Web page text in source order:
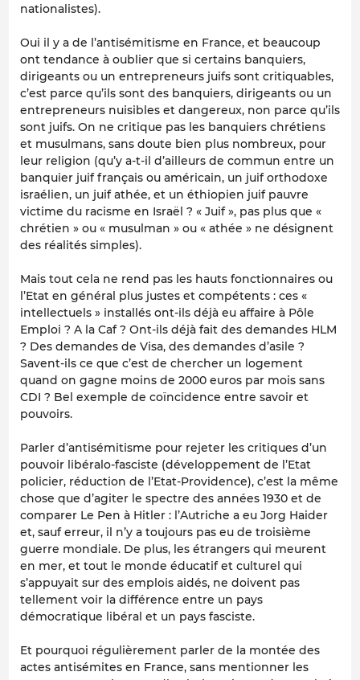
nationalistes).
Oui il y a de l’antisémitisme en France, et beaucoup
ont tendance à oublier que si certains banquiers,
dirigeants ou un entrepreneurs juifs sont critiquables,
c’est parce qu’ils sont des banquiers, dirigeants ou un
entrepreneurs nuisibles et dangereux, non parce qu’ils
sont juifs. On ne critique pas les banquiers chrétiens
et musulmans, sans doute bien plus nombreux, pour
leur religion (qu’y a-t-il d’ailleurs de commun entre un
banquier juif français ou américain, un juif orthodoxe
israélien, un juif athée, et un éthiopien juif pauvre
victime du racisme en Israël ? « Juif », pas plus que «
chrétien » ou « musulman » ou « athée » ne désignent
des réalités simples).
Mais tout cela ne rend pas les hauts fonctionnaires ou
l’Etat en général plus justes et compétents : ces «
intellectuels » installés ont-ils déjà eu affaire à Pôle
Emploi ? A la Caf ? Ont-ils déjà fait des demandes HLM
? Des demandes de Visa, des demandes d’asile ?
Savent-ils ce que c’est de chercher un logement
quand on gagne moins de 2000 euros par mois sans
CDI ? Bel exemple de coïncidence entre savoir et
pouvoirs.
Parler d’antisémitisme pour rejeter les critiques d’un
pouvoir libéralo-fasciste (développement de l’Etat
policier, réduction de l’Etat-Providence), c’est la même
chose que d’agiter le spectre des années 1930 et de
comparer Le Pen à Hitler : l’Autriche a eu Jorg Haider
et, sauf erreur, il n’y a toujours pas eu de troisième
guerre mondiale. De plus, les étrangers qui meurent
en mer, et tout le monde éducatif et culturel qui
s’appuyait sur des emplois aidés, ne doivent pas
tellement voir la différence entre un pays
démocratique libéral et un pays fasciste.
Et pourquoi régulièrement parler de la montée des
actes antisémites en France, sans mentionner les